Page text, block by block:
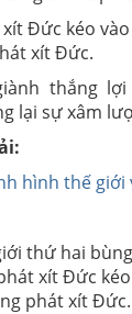
Đức kéo
xít Đức.
thắng
lại sự xâm
hình thế
thứ hai
xít Đức
phát xít Đức.